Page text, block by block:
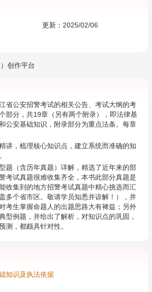
更新：2025/02/06
省公安招警考试的相关公告、考试大纲的考
部分，共19章（另有两个附录），即法律基
公安基础知识，附录部分为重点法条。每章
讲，梳理核心知识点，建立系统而准确的知
题（含历年真题）详解，精选了近年来的部
考试真题很难收集齐全，本书此部分真题是
收集到的地方招警考试真题中精心挑选而汇
多个省市区。敬请学员知悉并谅解！），并
考生掌握命题人的出题思路大有裨益；另外
型例题，并给出了解析，对知识点的巩固，
测，都颇具针对性。
知识及执法依据